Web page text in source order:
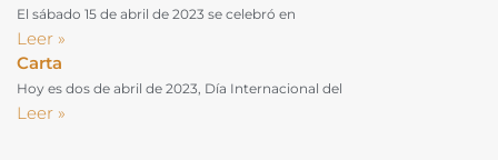
El sábado 15 de abril de 2023 se celebró en
Leer »
Carta
Hoy es dos de abril de 2023, Día Internacional del
Leer »